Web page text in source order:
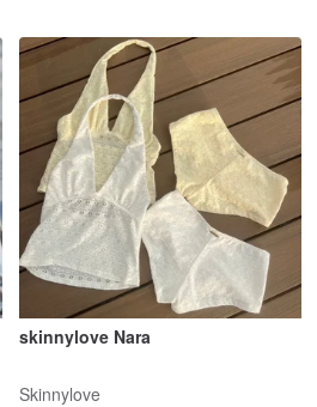
skinnylove Nara
Skinnylove